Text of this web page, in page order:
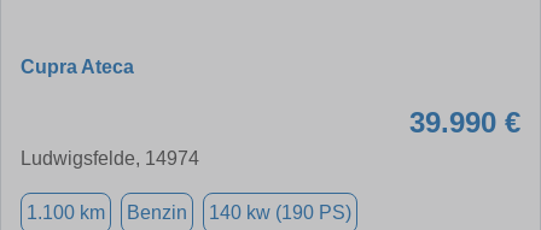
Cupra Ateca
39.990 €
Ludwigsfelde, 14974
1.100 km Benzin 140 kw (190 PS)